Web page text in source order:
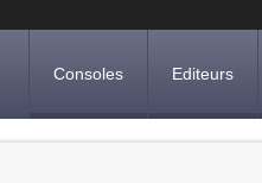
Consoles Editeurs